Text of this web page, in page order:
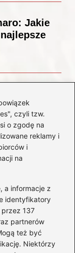
czyli tzw.
o zgodę na
reklamy i
i
na
a informacje z
identyfikatory
137
partnerów
też być
Niektórzy
Jakie
i
Twojego